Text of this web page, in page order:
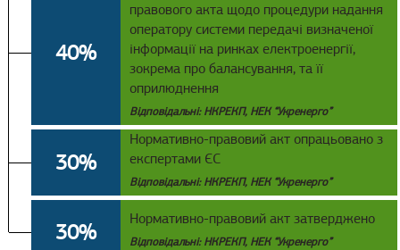
40%
правового акта щодо процедури надання
оператору системи передачі визначеної
інформації на ринках електроенергії,
зокрема про балансування, та її
оприлюднення
Відповідальні: НКРЕКП, НЕК “Укренерго”
30%
Нормативно-правовий акт опрацьовано з
експертами ЄС
Відповідальні: НКРЕКП, НЕК “Укренерго”
30% Нормативно-правовий акт затверджено
Відповідальні: НКРЕКП, НЕК “Укренерго”